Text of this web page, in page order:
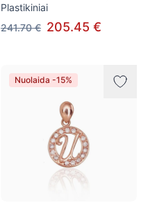
Plastikiniai
241.70 € 205.45 €
Nuolaida -15%